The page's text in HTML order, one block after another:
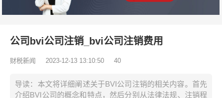
公司bvi公司注销_bvi公司注销费用
财税新闻 2023-12-13 13:10:50 40
导读：本文将详细阐述关于BVI公司注销的相关内容。首先
介绍BVI公司的概念和特点，然后分别从法律法规、注销程